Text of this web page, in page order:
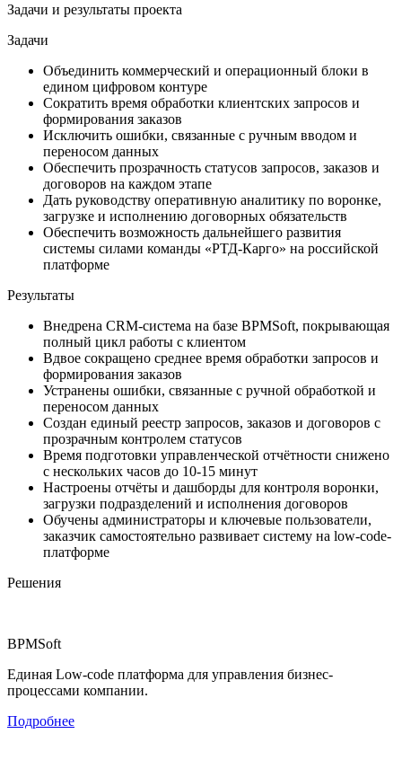
Задачи и результаты проекта
Задачи
Объединить коммерческий и операционный блоки в
едином цифровом контуре
Сократить время обработки клиентских запросов и
формирования заказов
Исключить ошибки, связанные с ручным вводом и
переносом данных
Обеспечить прозрачность статусов запросов, заказов и
договоров на каждом этапе
Дать руководству оперативную аналитику по воронке,
загрузке и исполнению договорных обязательств
Обеспечить возможность дальнейшего развития
системы силами команды «РТД-Карго» на российской
платформе
Результаты
Внедрена CRM-система на базе BPMSoft, покрывающая
полный цикл работы с клиентом
Вдвое сокращено среднее время обработки запросов и
формирования заказов
Устранены ошибки, связанные с ручной обработкой и
переносом данных
Создан единый реестр запросов, заказов и договоров с
прозрачным контролем статусов
Время подготовки управленческой отчётности снижено
с нескольких часов до 10-15 минут
Настроены отчёты и дашборды для контроля воронки,
загрузки подразделений и исполнения договоров
Обучены администраторы и ключевые пользователи,
заказчик самостоятельно развивает систему на low-code-
платформе
Решения
BPMSoft
Единая Low-code платформа для управления бизнес-
процессами компании.
Подробнее